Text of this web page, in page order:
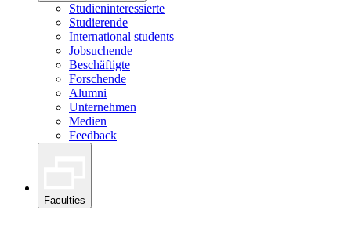
Studieninteressierte
Studierende
International students
Jobsuchende
Beschäftigte
Forschende
Alumni
Unternehmen
Medien
Feedback
Faculties